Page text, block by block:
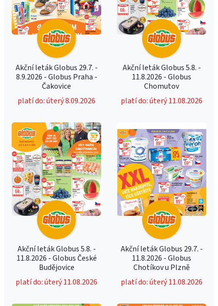
Akční leták Globus 29.7. -
8.9.2026 - Globus Praha -
Čakovice
platí do: úterý 8.09.2026
Akční leták Globus 5.8. -
11.8.2026 - Globus
Chomutov
platí do: úterý 11.08.2026
Akční leták Globus 5.8. -
11.8.2026 - Globus České
Budějovice
platí do: úterý 11.08.2026
Akční leták Globus 29.7. -
11.8.2026 - Globus
Chotíkov u Plzně
platí do: úterý 11.08.2026